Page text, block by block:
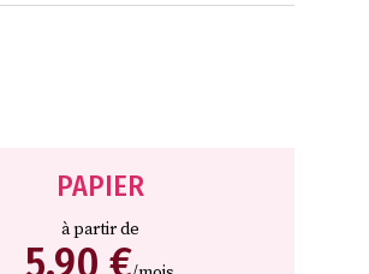
PAPIER
à partir de
5,90 €